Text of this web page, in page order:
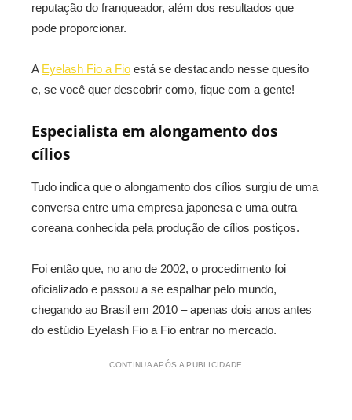
reputação do franqueador, além dos resultados que
pode proporcionar.
A Eyelash Fio a Fio está se destacando nesse quesito
e, se você quer descobrir como, fique com a gente!
Especialista em alongamento dos
cílios
Tudo indica que o alongamento dos cílios surgiu de uma
conversa entre uma empresa japonesa e uma outra
coreana conhecida pela produção de cílios postiços.
Foi então que, no ano de 2002, o procedimento foi
oficializado e passou a se espalhar pelo mundo,
chegando ao Brasil em 2010 – apenas dois anos antes
do estúdio Eyelash Fio a Fio entrar no mercado.
CONTINUA APÓS A PUBLICIDADE